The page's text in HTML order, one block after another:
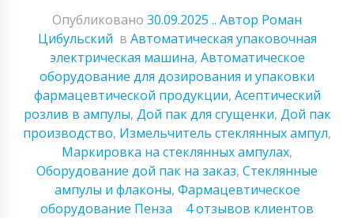
Опубликовано 30.09.2025 .. Автор Роман
Цибульский в Автоматическая упаковочная
электрическая машина, Автоматическое
оборудование для дозирования и упаковки
фармацевтической продукции, Асептический
розлив в ампулы, Дой пак для сгущенки, Дой пак
производство, Измельчитель стеклянных ампул,
Маркировка на стеклянных ампулах,
Оборудование дой пак на заказ, Стеклянные
ампулы и флаконы, Фармацевтическое
оборудование Пенза
4 отзывов клиентов